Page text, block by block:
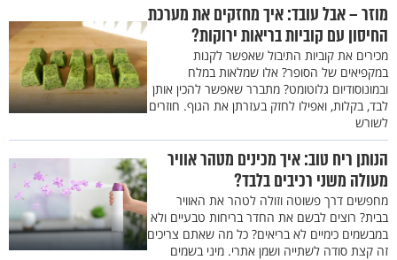
מוזר – אבל עובד: איך מחזקים את מערכת
החיסון עם קוביות בריאות ירוקות?
מכירים את קוביות התיבול שאפשר לקנות
במקפיאים של הסופר? אלו שמלאות במלח
ובמונוסודיום גלוטומט? מתברר שאפשר להכין אותן
לבד, בקלות, ואפילו לחזק בעזרתן את הגוף. חוזרים
לשורש
הנותן ריח טוב: איך מכינים מטהר אוויר
מעולה משני רכיבים בלבד?
מחפשים דרך פשוטה וזולה לטהר את האוויר
בבית? רוצים לבשם את החדר בריחות טבעיים ולא
במבשמים כימיים לא בריאים? כל מה שאתם צריכים
זה קצת סודה לשתייה ושמן אתרי. מיני בשמים